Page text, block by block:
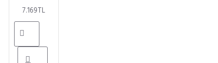
7.169TL